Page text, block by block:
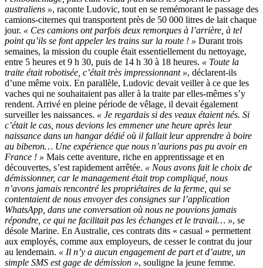
australiens », raconte Ludovic, tout en se remémorant le passage des
camions-citernes qui transportent près de 50 000 litres de lait chaque
jour. « Ces camions ont parfois deux remorques à l’arrière, à tel
point qu’ils se font appeler les trains sur la route ! » Durant trois
semaines, la mission du couple était essentiellement du nettoyage,
entre 5 heures et 9 h 30, puis de 14 h 30 à 18 heures. « Toute la
traite était robotisée, c’était très impressionnant », déclarent-ils
d’une même voix. En parallèle, Ludovic devait veiller à ce que les
vaches qui ne souhaitaient pas aller à la traite par elles-mêmes s’y
rendent. Arrivé en pleine période de vêlage, il devait également
surveiller les naissances. « Je regardais si des veaux étaient nés. Si
c’était le cas, nous devions les emmener une heure après leur
naissance dans un hangar dédié où il fallait leur apprendre à boire
au biberon… Une expérience que nous n’aurions pas pu avoir en
France ! » Mais cette aventure, riche en apprentissage et en
découvertes, s’est rapidement arrêtée. « Nous avons fait le choix de
démissionner, car le management était trop compliqué, nous
n’avons jamais rencontré les propriétaires de la ferme, qui se
contentaient de nous envoyer des consignes sur l’application
WhatsApp, dans une conversation où nous ne pouvions jamais
répondre, ce qui ne facilitait pas les échanges et le travail… », se
désole Marine. En Australie, ces contrats dits « casual » permettent
aux employés, comme aux employeurs, de cesser le contrat du jour
au lendemain. « Il n’y a aucun engagement de part et d’autre, un
simple SMS est gage de démission », souligne la jeune femme.